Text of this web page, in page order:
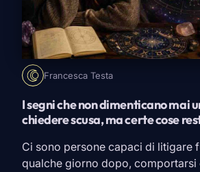
Francesca Testa
I segni che non dimenticano mai
chiedere scusa, ma certe cose
Ci sono persone capaci di litigare
qualche giorno dopo, comportarsi